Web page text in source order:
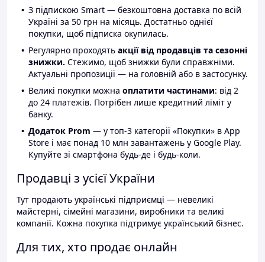
З підпискою Smart — безкоштовна доставка по всій
Україні за 50 грн на місяць. Достатньо однієї
покупки, щоб підписка окупилась.
Регулярно проходять акції від продавців та сезонні
знижки. Стежимо, щоб знижки були справжніми.
Актуальні пропозиції — на головній або в застосунку.
Великі покупки можна оплатити частинами: від 2
до 24 платежів. Потрібен лише кредитний ліміт у
банку.
Додаток Prom — у топ-3 категорії «Покупки» в App
Store і має понад 10 млн завантажень у Google Play.
Купуйте зі смартфона будь-де і будь-коли.
Продавці з усієї України
Тут продають українські підприємці — невеликі
майстерні, сімейні магазини, виробники та великі
компанії. Кожна покупка підтримує український бізнес.
Для тих, хто продає онлайн